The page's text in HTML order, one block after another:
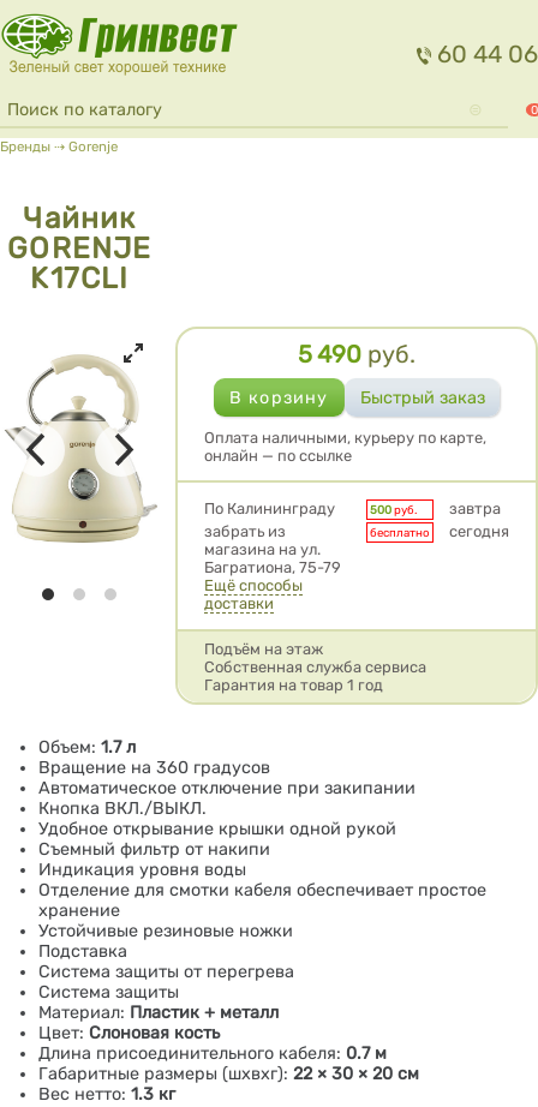
Перейти к основному содержанию
60 44 06
Форма поиска
Поиск 0
Вы здесь
Бренды ⇢ Gorenje
Чайник
GORENJE
K17CLI
Цена
5 490 руб.
Оплата наличными, курьеру по карте,
онлайн — по ссылке
Условия доставки
По Калининграду 500руб.
завтра
забрать из
магазина на ул.
Багратиона, 75-79
бесплатно сегодня
Ещё способы
доставки
Подъём на этаж
Собственная служба сервиса
Гарантия на товар 1 год
Объем:1.7 л
Вращение на 360 градусов
Автоматическое отключение при закипании
Кнопка ВКЛ./ВЫКЛ.
Удобное открывание крышки одной рукой
Съемный фильтр от накипи
Индикация уровня воды
Отделение для смотки кабеля обеспечивает простое
хранение
Устойчивые резиновые ножки
Подставка
Система защиты от перегрева
Система защиты
Материал: Пластик + металл
Цвет:Слоновая кость
Длина присоединительного кабеля: 0.7 м
Габаритные размеры (шхвхг):22 × 30 × 20 см
Вес нетто:1.3 кг